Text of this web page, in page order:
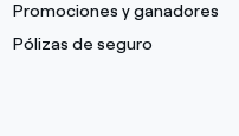
Promociones y ganadores
Pólizas de seguro